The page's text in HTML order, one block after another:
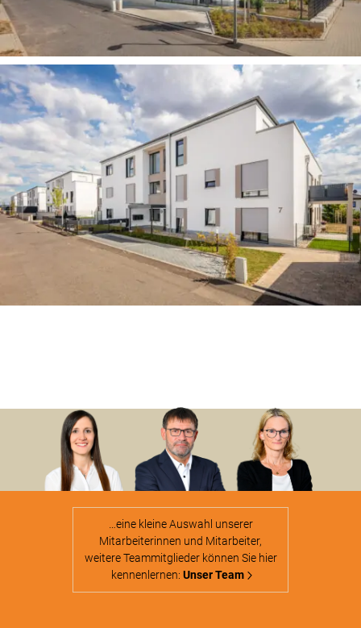
…eine kleine Auswahl unserer
Mitarbeiterinnen und Mitarbeiter,
weitere Teammitglieder können Sie hier
kennenlernen: Unser Team